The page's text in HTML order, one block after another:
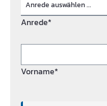
Anrede*
Vorname*